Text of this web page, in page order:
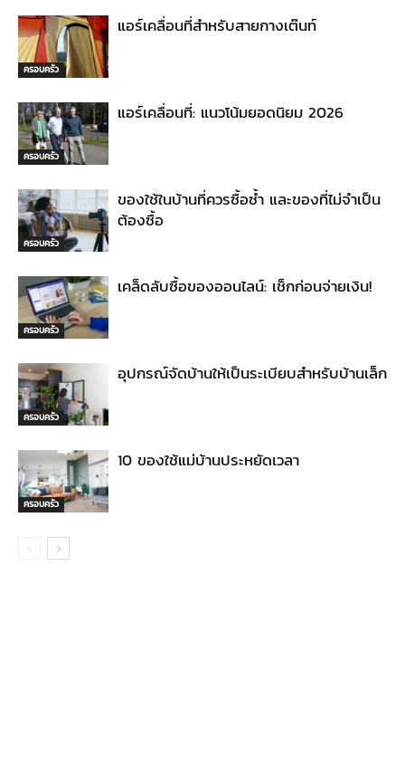
ครอบครัว
แอร์เคลื่อนที่สำหรับสายกางเต๊นท์
ครอบครัว
แอร์เคลื่อนที่: แนวโน้มยอดนิยม 2026
ครอบครัว
ของใช้ในบ้านที่ควรซื้อซ้ำ และของที่ไม่จำเป็น
ต้องซื้อ
ครอบครัว
เคล็ดลับซื้อของออนไลน์: เช็กก่อนจ่ายเงิน!
ครอบครัว
อุปกรณ์จัดบ้านให้เป็นระเบียบสำหรับบ้านเล็ก
ครอบครัว
10 ของใช้แม่บ้านประหยัดเวลา